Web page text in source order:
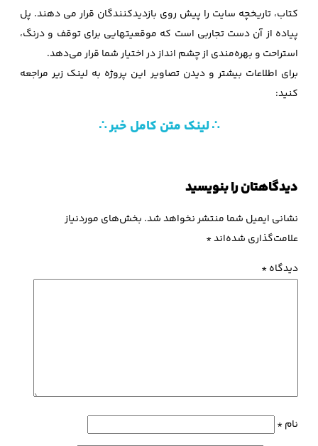
کتاب، تاریخچه سایت را پیش روی بازدیدکنندگان قرار می دهند. پل
پیاده از آن دست تجاربی است که موقعیتهایی برای توقف و درنگ،
استراحت و بهره‌مندی از چشم انداز در اختیار شما قرار می‌دهد.
برای اطلاعات بیشتر و دیدن تصاویر این پروژه به لینک زیر مراجعه
کنید:
∴ لینک متن کامل خبر ∴
دیدگاهتان را بنویسید
نشانی ایمیل شما منتشر نخواهد شد. بخش‌های موردنیاز
علامت‌گذاری شده‌اند*
دیدگاه*
نام*